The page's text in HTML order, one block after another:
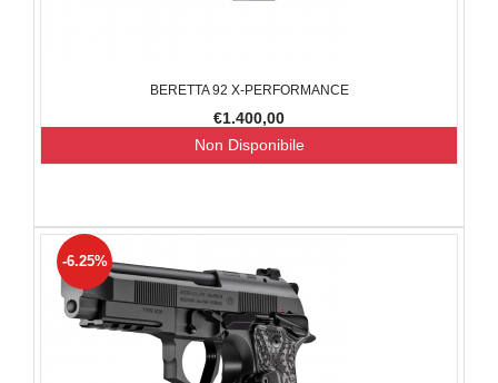
BERETTA 92 X-PERFORMANCE
€1.400,00
Non Disponibile
-6.25%